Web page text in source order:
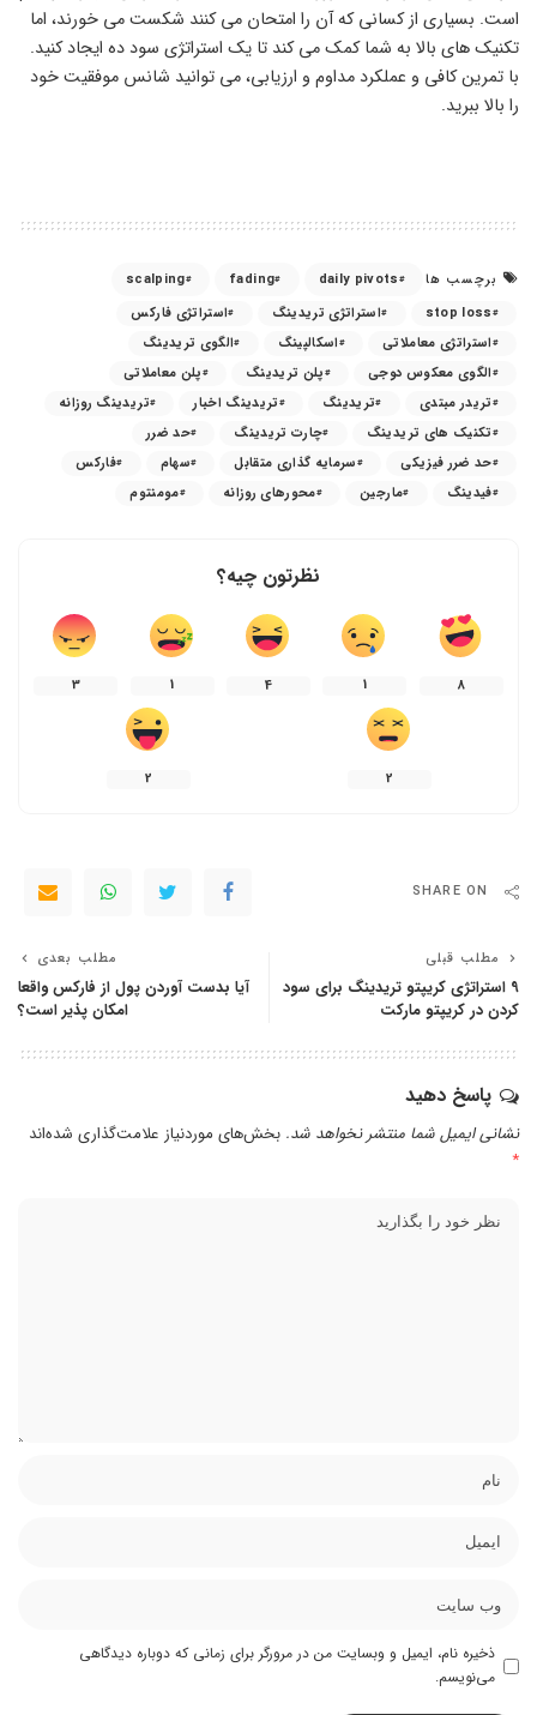
است. بسیاری از کسانی که آن را امتحان می کنند شکست می خورند، اما
تکنیک های بالا به شما کمک می کند تا یک استراتژی سود ده ایجاد کنید.
با تمرین کافی و عملکرد مداوم و ارزیابی، می توانید شانس موفقیت خود
را بالا ببرید.
برچسب ها daily pivots
fading
scalping
stop loss
استراتژی تریدینگ
استراتژی فارکس
استراتژی معاملاتی
اسکالپینگ
الگوی تریدینگ
الگوی معکوس دوجی
پلن تریدینگ
پلن معاملاتی
تریدر مبتدی
تریدینگ تریدینگ اخبار
تریدینگ روزانه
تکنیک های تریدینگ
چارت تریدینگ
حد ضرر
حد ضرر فیزیکی
سرمایه گذاری متقابل سهام
فارکس
فیدینگ
مارجین محورهای روزانه مومنتوم
نظرتون چیه؟
8
1
4
1
3
2
2
SHARE ON
مطلب قبلی
9 استراتژی کریپتو تریدینگ برای سود
کردن در کریپتو مارکت
مطلب بعدی
آیا بدست آوردن پول از فارکس واقعا
امکان پذیر است؟
پاسخ دهید
نشانی ایمیل شما منتشر نخواهد شد. بخش‌های موردنیاز علامت‌گذاری شده‌اند
*
ذخیره نام، ایمیل و وبسایت من در مرورگر برای زمانی که دوباره دیدگاهی
می‌نویسم.